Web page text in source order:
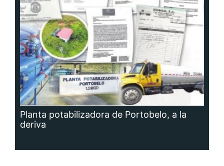
Planta potabilizadora de Portobelo, a la
deriva